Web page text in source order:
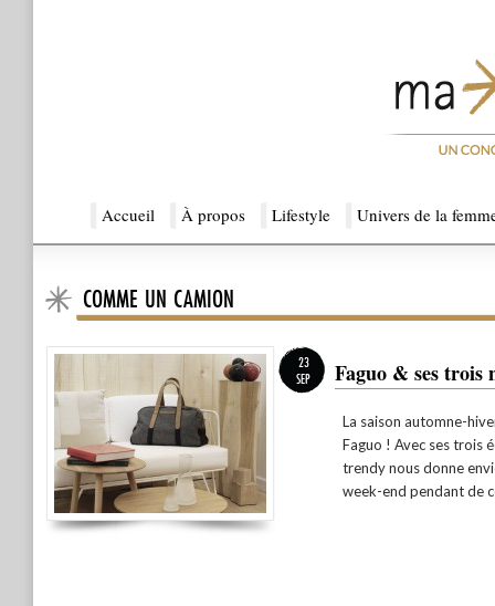
Ma Sérendipité
Aller au contenu principal
Aller au contenu secondaire
Accueil À propos Lifestyle Univers de la
COMME UN CAMION
23
SEP
Faguo & ses trois
La saison automne-
Faguo ! Avec ses trois
trendy nous donne
week-end pendant de